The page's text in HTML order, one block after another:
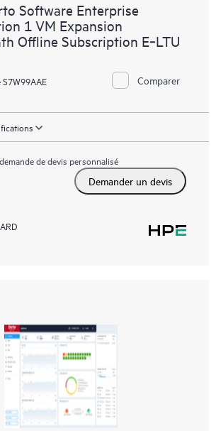
Software Enterprise
1 VM Expansion
Offline Subscription E‑LTU
S7W99AAE Comparer
de devis personnalisé
Demander un devis